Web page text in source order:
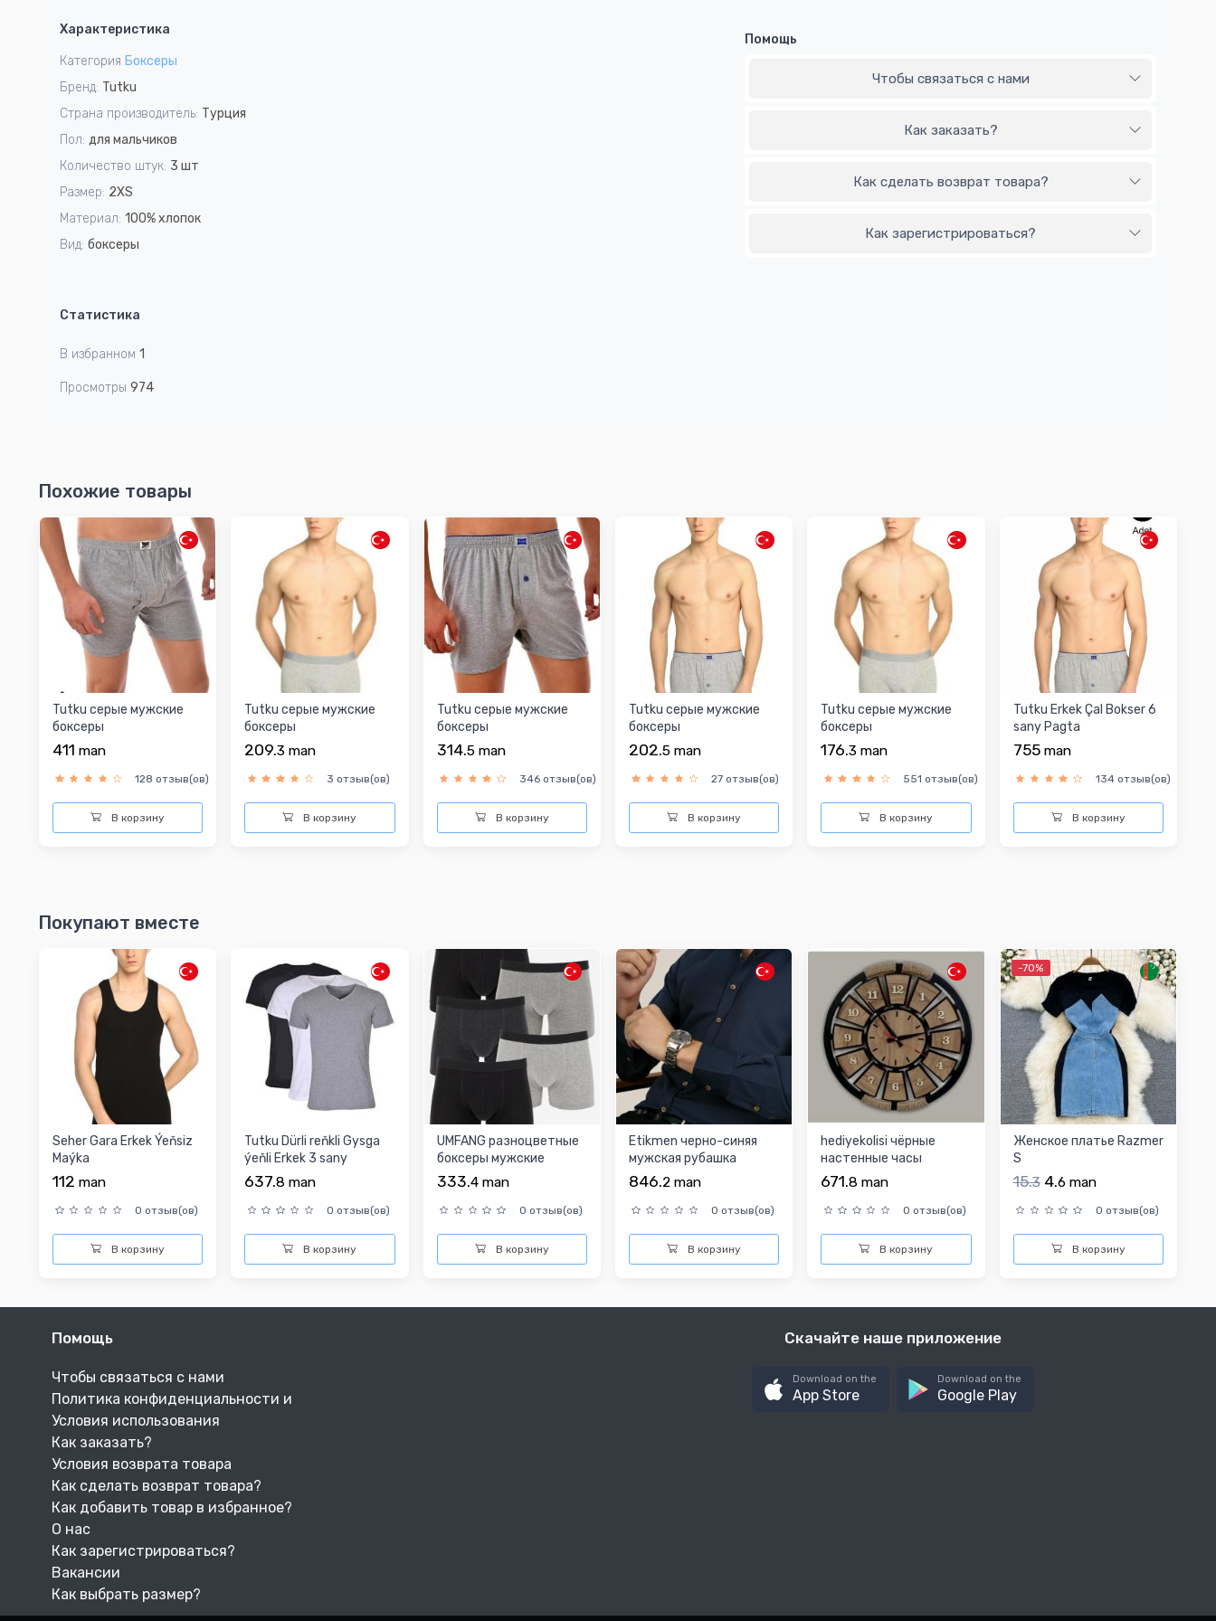
2
Характеристика
Категория Боксеры
Бренд: Tutku
Страна производитель: Турция
Пол: для мальчиков
Количество штук: 3 шт
Размер: 2XS
Материал: 100% хлопок
Вид: боксеры
Статистика
В избранном 1
Просмотры 974
Помощь
Чтобы связаться с нами
Как заказать?
Как сделать возврат товара?
Как зарегистрироваться?
Похожие товары
Tutku серые мужские
боксеры
411 man
128 отзыв(ов)
В корзину
Tutku серые мужские
боксеры
209.3 man
3 отзыв(ов)
В корзину
Tutku серые мужские
боксеры
314.5 man
346 отзыв(ов)
В корзину
Tutku серые мужские
боксеры
202.5 man
27 отзыв(ов)
В корзину
Tutku серыe мужские
боксеры
176.3 man
551 отзыв(ов)
В корзину
Tutku Erkek Çal Bokser 6
sany Pagta
755 man
134 отзыв(ов)
В корзину
Покупают вместе
Seher Gara Erkek Ýeňsiz
Maýka
112 man
0 отзыв(ов)
В корзину
Tutku Dürli reňkli Gysga
ýeňli Erkek 3 sany
Futbolka
637.8 man
0 отзыв(ов)
В корзину
UMFANG разноцветные
боксеры мужские
333.4 man
0 отзыв(ов)
В корзину
Etikmen черно-синяя
мужская рубашка
846.2 man
0 отзыв(ов)
В корзину
hediyekolisi чёрные
настенные часы
671.8 man
0 отзыв(ов)
В корзину
-70%
Женское платье Razmer
S
15.3 4.6 man
0 отзыв(ов)
В корзину
Помощь
Чтобы связаться с нами
Политика конфиденциальности и
Условия использования
Как заказать?
Условия возврата товара
Как сделать возврат товара?
Как добавить товар в избранное?
О нас
Как зарегистрироваться?
Вакансии
Как выбрать размер?
Скачайте наше приложение
Download on the
App Store
Download on the
Google Play